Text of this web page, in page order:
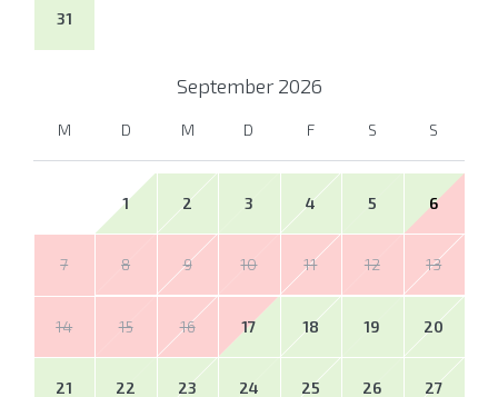
31
September 2026
M D M D F S S
1 2 3 4 5 6
7 8 9 10 11 12 13
14 15 16 17 18 19 20
21 22 23 24 25 26 27